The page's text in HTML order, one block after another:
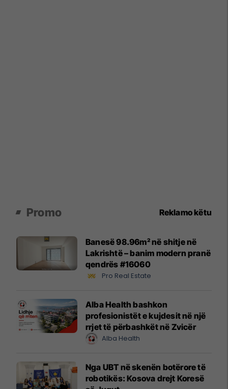
Promo Reklamo këtu
Banesë 98.96m² në shitje në
Lakrishtë – banim modern pranë
qendrës #16060
Pro Real Estate
Alba Health bashkon
profesionistët e kujdesit në një
rrjet të përbashkët në Zvicër
Alba Health
Nga UBT në skenën botërore të
robotikës: Kosova drejt Koresë